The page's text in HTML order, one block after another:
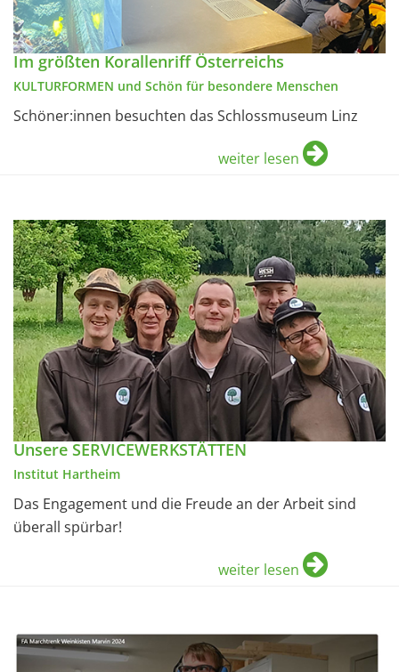
Im größten Korallenriff Österreichs
KULTURFORMEN und Schön für besondere Menschen
Schöner:innen besuchten das Schlossmuseum Linz
weiter lesen
Unsere SERVICEWERKSTÄTTEN
Institut Hartheim
Das Engagement und die Freude an der Arbeit sind
überall spürbar!
weiter lesen